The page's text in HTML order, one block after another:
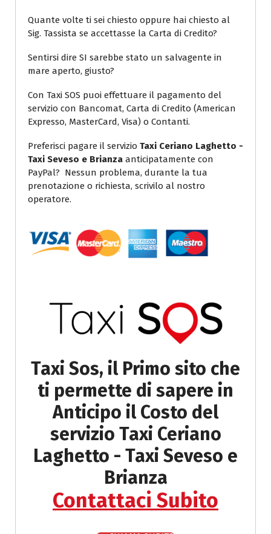
Quante volte ti sei chiesto oppure hai chiesto al
Sig. Tassista se accettasse la Carta di Credito?
Sentirsi dire SI sarebbe stato un salvagente in
mare aperto, giusto?
Con Taxi SOS puoi effettuare il pagamento del
servizio con Bancomat, Carta di Credito (American
Expresso, MasterCard, Visa) o Contanti.
Preferisci pagare il servizio Taxi Ceriano Laghetto -
Taxi Seveso e Brianza anticipatamente con
PayPal? Nessun problema, durante la tua
prenotazione o richiesta, scrivilo al nostro
operatore.
Taxi Sos, il Primo sito che
ti permette di sapere in
Anticipo ilCosto del
servizio Taxi Ceriano
Laghetto - Taxi Seveso e
Brianza
Contattaci Subito